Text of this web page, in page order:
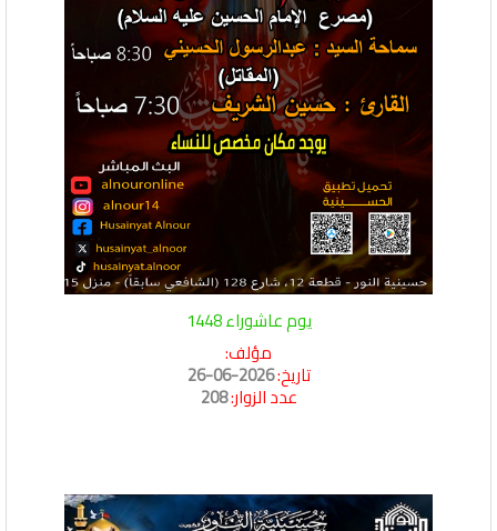
يوم عاشوراء 1448
مؤلف:
تاريخ:2026-06-26
عدد الزوار:208